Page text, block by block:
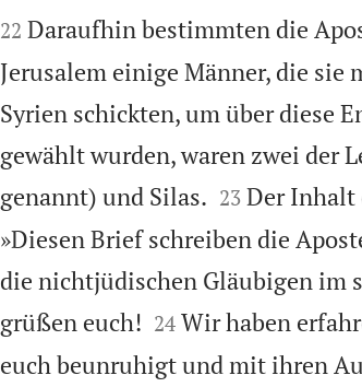


22 Daraufhin bestimmten die
Jerusalem einige Männer, die
Syrien schickten, um über diese
gewählt wurden, waren zwei der
genannt) und Silas.
23 Der Inhalt
»Diesen Brief schreiben die
die nichtjüdischen Gläubigen
grüßen euch!
24 Wir haben
euch beunruhigt und mit ihren